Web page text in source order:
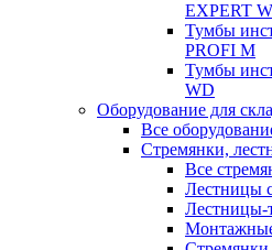
EXPERT
Тумбы
PROFI M
Тумбы
WD
Оборудование для
Все
Стремянки,
Все
Лестницы
Лестницы-